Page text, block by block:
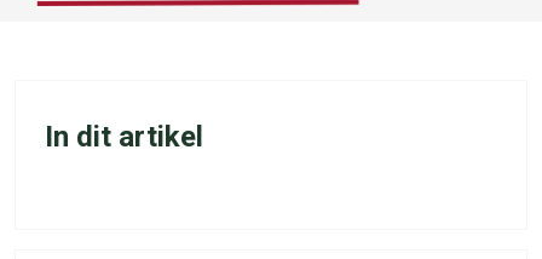
In dit artikel